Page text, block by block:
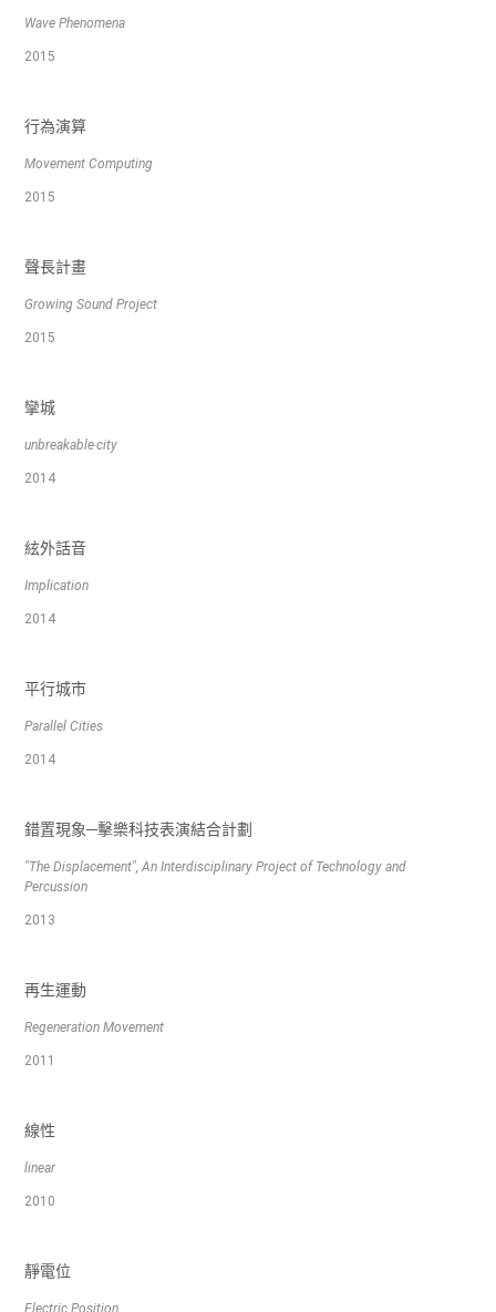
Wave Phenomena
2015
行為演算
Movement Computing
2015
聲長計畫
Growing Sound Project
2015
攣城
unbreakable‧city
2014
絃外話音
Implication
2014
平行城市
Parallel Cities
2014
錯置現象─擊樂科技表演結合計劃
"The Displacement", An Interdisciplinary Project of Technology and
Percussion
2013
再生運動
Regeneration Movement
2011
線性
linear
2010
靜電位
Electric Position